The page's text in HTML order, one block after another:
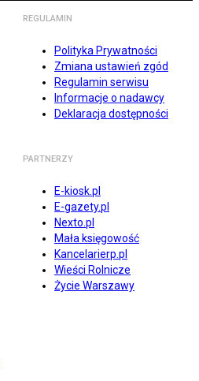
REGULAMIN
Polityka Prywatności
Zmiana ustawień zgód
Regulamin serwisu
Informacje o nadawcy
Deklaracja dostępności
PARTNERZY
E-kiosk.pl
E-gazety.pl
Nexto.pl
Mała księgowość
Kancelarierp.pl
Wieści Rolnicze
Życie Warszawy